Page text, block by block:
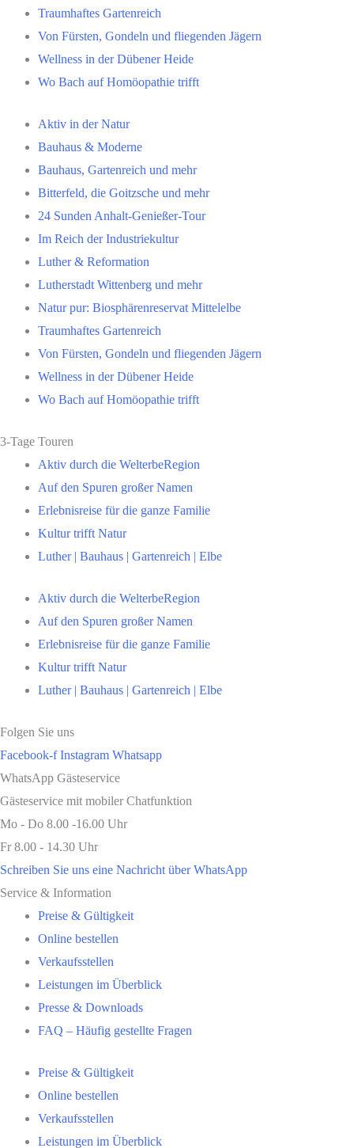
Traumhaftes Gartenreich
Von Fürsten, Gondeln und fliegenden Jägern
Wellness in der Dübener Heide
Wo Bach auf Homöopathie trifft
Aktiv in der Natur
Bauhaus & Moderne
Bauhaus, Gartenreich und mehr
Bitterfeld, die Goitzsche und mehr
24 Sunden Anhalt-Genießer-Tour
Im Reich der Industriekultur
Luther & Reformation
Lutherstadt Wittenberg und mehr
Natur pur: Biosphärenreservat Mittelelbe
Traumhaftes Gartenreich
Von Fürsten, Gondeln und fliegenden Jägern
Wellness in der Dübener Heide
Wo Bach auf Homöopathie trifft
3-Tage Touren
Aktiv durch die WelterbeRegion
Auf den Spuren großer Namen
Erlebnisreise für die ganze Familie
Kultur trifft Natur
Luther | Bauhaus | Gartenreich | Elbe
Aktiv durch die WelterbeRegion
Auf den Spuren großer Namen
Erlebnisreise für die ganze Familie
Kultur trifft Natur
Luther | Bauhaus | Gartenreich | Elbe
Folgen Sie uns
Facebook-f Instagram Whatsapp
WhatsApp Gästeservice
Gästeservice mit mobiler Chatfunktion
Mo - Do 8.00 -16.00 Uhr
Fr 8.00 - 14.30 Uhr
Schreiben Sie uns eine Nachricht über WhatsApp
Service & Information
Preise & Gültigkeit
Online bestellen
Verkaufsstellen
Leistungen im Überblick
Presse & Downloads
FAQ – Häufig gestellte Fragen
Preise & Gültigkeit
Online bestellen
Verkaufsstellen
Leistungen im Überblick